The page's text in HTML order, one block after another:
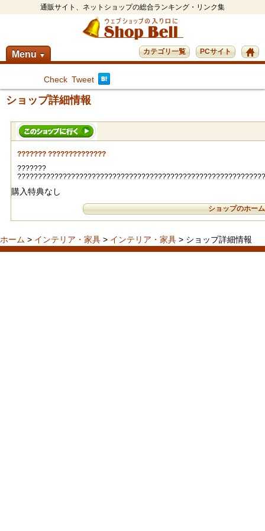
通販サイト、ネットショップの総合ランキング・リンク集
Menu ▼ PCサイト
カテゴリ一覧
Check Tweet
ショップ詳細情報
??????? ??????????????
???????
購入特典なし
ショップのホー
ホーム > インテリア・家具 > インテリア・家具 > ショップ詳細情報